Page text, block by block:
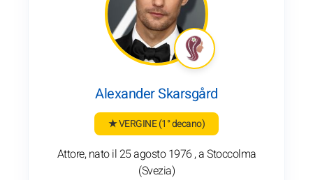
Alexander Skarsgård
★ VERGINE(1° decano)
Attore, nato il 25 agosto 1976 , a Stoccolma
(Svezia)